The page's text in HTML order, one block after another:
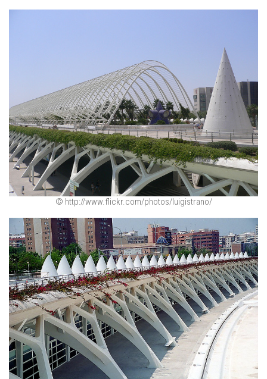
© http://www.flickr.com/photos/luigistrano/